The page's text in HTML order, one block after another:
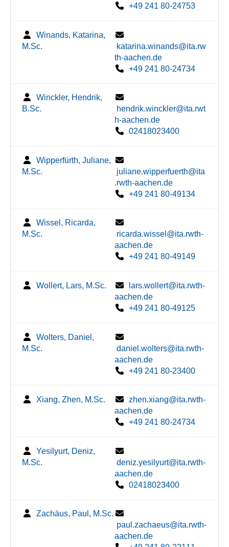
+49 241 80-24753
Winands, Katarina,
M.Sc.
katarina.winands@ita.rw
th-aachen.de
+49 241 80-24734
Winckler, Hendrik,
B.Sc.
hendrik.winckler@ita.rwt
h-aachen.de
02418023400
Wipperfürth, Juliane,
M.Sc.
juliane.wipperfuerth@ita
.rwth-aachen.de
+49 241 80-49134
Wissel, Ricarda,
M.Sc.
ricarda.wissel@ita.rwth-
aachen.de
+49 241 80-49149
Wollert, Lars, M.Sc.
lars.wollert@ita.rwth-
aachen.de
+49 241 80-49125
Wolters, Daniel,
M.Sc.
daniel.wolters@ita.rwth-
aachen.de
+49 241 80-23400
Xiang, Zhen, M.Sc.
zhen.xiang@ita.rwth-
aachen.de
+49 241 80-24734
Yesilyurt, Deniz,
M.Sc.
deniz.yesilyurt@ita.rwth-
aachen.de
02418023400
Zachäus, Paul, M.Sc.
paul.zachaeus@ita.rwth-
aachen.de